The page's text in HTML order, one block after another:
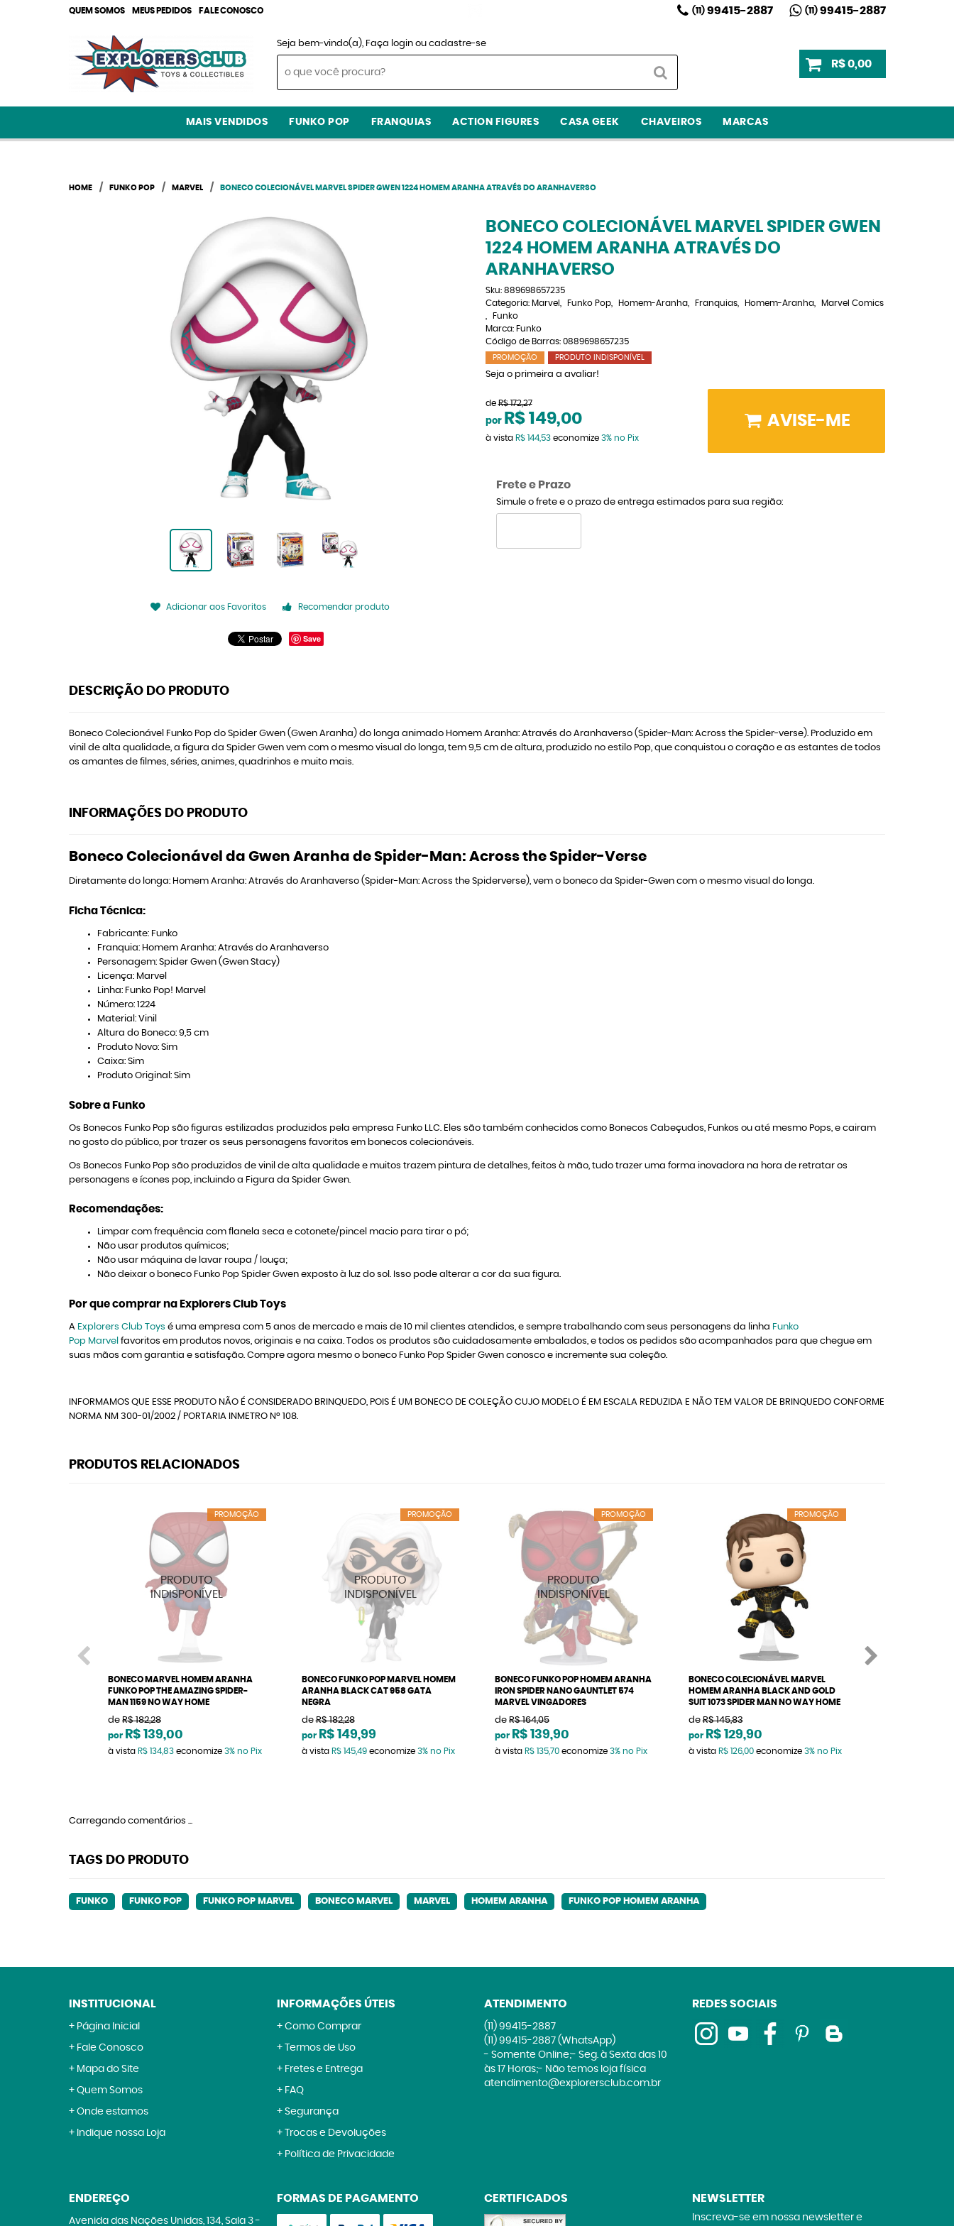
QUEM SOMOS MEUS PEDIDOS FALE CONOSCO (11)99415-2887 (11)99415-2887
Seja bem-vindo(a), Faça login ou cadastre-se
R$ 0,00
MAIS VENDIDOS FUNKO POP FRANQUIAS ACTION FIGURES CASA GEEK CHAVEIROS MARCAS
HOME FUNKO POP MARVEL BONECO COLECIONÁVEL MARVEL SPIDER GWEN 1224 HOMEM ARANHA ATRAVÉS DO ARANHAVERSO
Adicionar aos Favoritos Recomendar produto
Save
BONECO COLECIONÁVEL MARVEL SPIDER GWEN
1224 HOMEM ARANHA ATRAVÉS DO
ARANHAVERSO
Sku: 889698657235
Categoria: Marvel Funko Pop Homem-Aranha Franquias Homem-Aranha
Marvel Comics
Funko
Marca: Funko
Código de Barras: 0889698657235
PROMOÇÃO PRODUTO INDISPONÍVEL
Seja o primeira a avaliar!
de R$ 172,27
por R$ 149,00
à vista R$ 144,53economize 3% no Pix
AVISE-ME
Frete e Prazo
Simule o frete e o prazo de entrega estimados para sua região:
DESCRIÇÃO DO PRODUTO
Boneco Colecionável Funko Pop do Spider Gwen (Gwen Aranha) do longa animado Homem Aranha: Através do Aranhaverso (Spider-Man: Across the Spider-verse). Produzido em
vinil de alta qualidade, a figura da Spider Gwen vem com o mesmo visual do longa, tem 9,5 cm de altura, produzido no estilo Pop, que conquistou o coração e as estantes de todos
os amantes de filmes, séries, animes, quadrinhos e muito mais.
INFORMAÇÕES DO PRODUTO
Boneco Colecionável da Gwen Aranha de Spider-Man: Across the Spider-Verse
Diretamente do longa: Homem Aranha: Através do Aranhaverso (Spider-Man: Across the Spiderverse), vem o boneco da Spider-Gwen com o mesmo visual do longa.
Ficha Técnica:
Fabricante: Funko
Franquia: Homem Aranha: Através do Aranhaverso
Personagem: Spider Gwen (Gwen Stacy)
Licença: Marvel
Linha: Funko Pop! Marvel
Número: 1224
Material: Vinil
Altura do Boneco: 9,5 cm
Produto Novo: Sim
Caixa: Sim
Produto Original: Sim
Sobre a Funko
Os Bonecos Funko Pop são figuras estilizadas produzidos pela empresa Funko LLC. Eles são também conhecidos como Bonecos Cabeçudos, Funkos ou até mesmo Pops, e cairam
no gosto do público, por trazer os seus personagens favoritos em bonecos colecionáveis.
Os Bonecos Funko Pop são produzidos de vinil de alta qualidade e muitos trazem pintura de detalhes, feitos à mão, tudo trazer uma forma inovadora na hora de retratar os
personagens e ícones pop, incluindo a Figura da Spider Gwen.
Recomendações:
Limpar com frequência com flanela seca e cotonete/pincel macio para tirar o pó;
Não usar produtos químicos;
Não usar máquina de lavar roupa / louça;
Não deixar o boneco Funko Pop Spider Gwen exposto à luz do sol. Isso pode alterar a cor da sua figura.
Por que comprar na Explorers Club Toys
A Explorers Club Toys é uma empresa com 5 anos de mercado e mais de 10 mil clientes atendidos, e sempre trabalhando com seus personagens da linha Funko
Pop Marvel favoritos em produtos novos, originais e na caixa. Todos os produtos são cuidadosamente embalados, e todos os pedidos são acompanhados para que chegue em
suas mãos com garantia e satisfação. Compre agora mesmo o boneco Funko Pop Spider Gwen conosco e incremente sua coleção.
INFORMAMOS QUE ESSE PRODUTO NÃO É CONSIDERADO BRINQUEDO, POIS É UM BONECO DE COLEÇÃO CUJO MODELO É EM ESCALA REDUZIDA E NÃO TEM VALOR DE BRINQUEDO CONFORME
NORMA NM 300-01/2002 / PORTARIA INMETRO Nº 108.
PRODUTOS RELACIONADOS
PROMOÇÃO
BONECO MARVEL HOMEM ARANHA
FUNKO POP THE AMAZING SPIDER-
MAN 1159 NO WAY HOME
de R$ 182,28
por R$ 139,00
à vista R$ 134,83 economize 3% no Pix
PROMOÇÃO
BONECO FUNKO POP MARVEL HOMEM
ARANHA BLACK CAT 958 GATA
NEGRA
de R$ 182,28
por R$ 149,99
à vista R$ 145,49economize 3% no Pix
PROMOÇÃO
BONECO FUNKO POP HOMEM ARANHA
IRON SPIDER NANO GAUNTLET 574
MARVEL VINGADORES
de R$ 164,05
por R$ 139,90
à vista R$ 135,70 economize 3% no Pix
PROMOÇÃO
BONECO COLECIONÁVEL MARVEL
HOMEM ARANHA BLACK AND GOLD
SUIT 1073 SPIDER MAN NO WAY HOME
de R$ 145,83
por R$ 129,90
à vista R$ 126,00economize 3% no Pix
Carregando comentários ...
TAGS DO PRODUTO
FUNKO FUNKO POP FUNKO POP MARVEL BONECO MARVEL MARVEL HOMEM ARANHA FUNKO POP HOMEM ARANHA
INSTITUCIONAL
Página Inicial
Fale Conosco
Mapa do Site
Quem Somos
Onde estamos
Indique nossa Loja
INFORMAÇÕES ÚTEIS
Como Comprar
Termos de Uso
Fretes e Entrega
FAQ
Segurança
Trocas e Devoluções
Política de Privacidade
ATENDIMENTO
(11) 99415-2887
(11) 99415-2887 (WhatsApp)
- Somente Online;- Seg. à Sexta das 10
às 17 Horas;- Não temos loja física
atendimento@explorersclub.com.br
REDES SOCIAIS
ENDEREÇO
Avenida das Nações Unidas, 134, Sala 3-
FORMAS DE PAGAMENTO CERTIFICADOS NEWSLETTER
Inscreva-se em nossa newsletter e